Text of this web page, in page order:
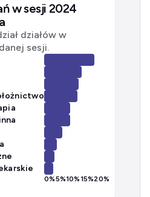
w sesji 2024
działów w
sesji.
0%5%10%15%20%